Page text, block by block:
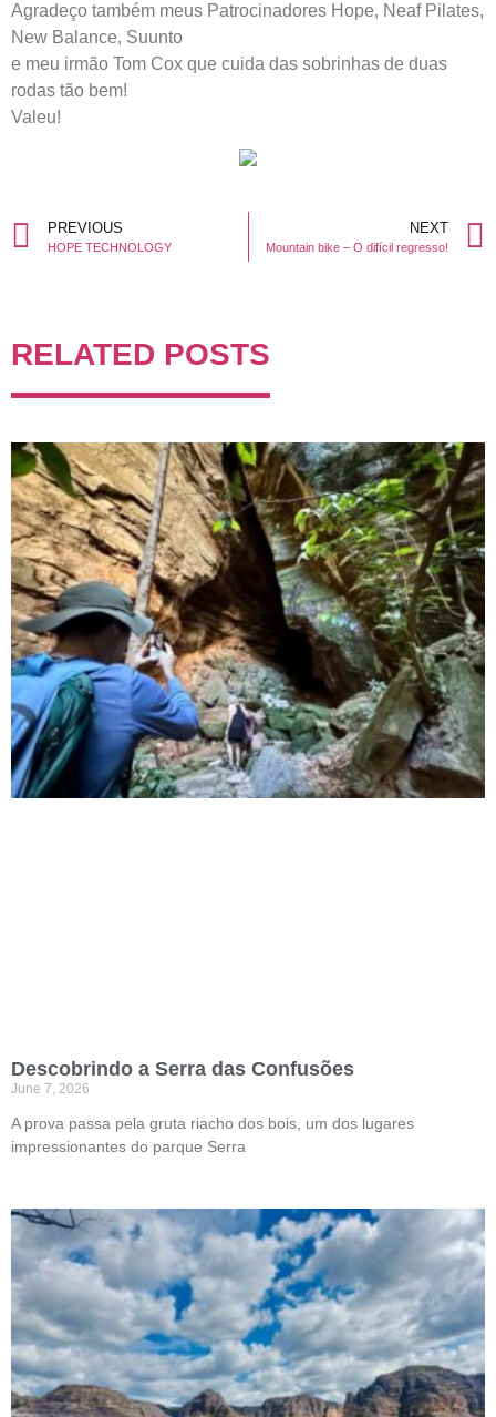
Agradeço também meus Patrocinadores Hope, Neaf Pilates,
New Balance, Suunto
e meu irmão Tom Cox que cuida das sobrinhas de duas
rodas tão bem!
Valeu!
PREVIOUS
HOPE TECHNOLOGY
NEXT
Mountain bike – O difícil regresso!
RELATED POSTS
Descobrindo a Serra das Confusões
June 7, 2026
A prova passa pela gruta riacho dos bois, um dos lugares
impressionantes do parque Serra